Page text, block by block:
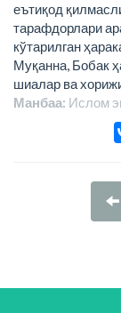
еътиқод
тарафдорлари
кўтарилган
Муқанна, Бобак
шиалар ва
Манбаа: Ислом